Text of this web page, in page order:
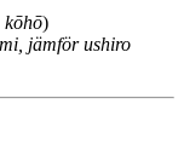
kōhō)
jämför ushiro